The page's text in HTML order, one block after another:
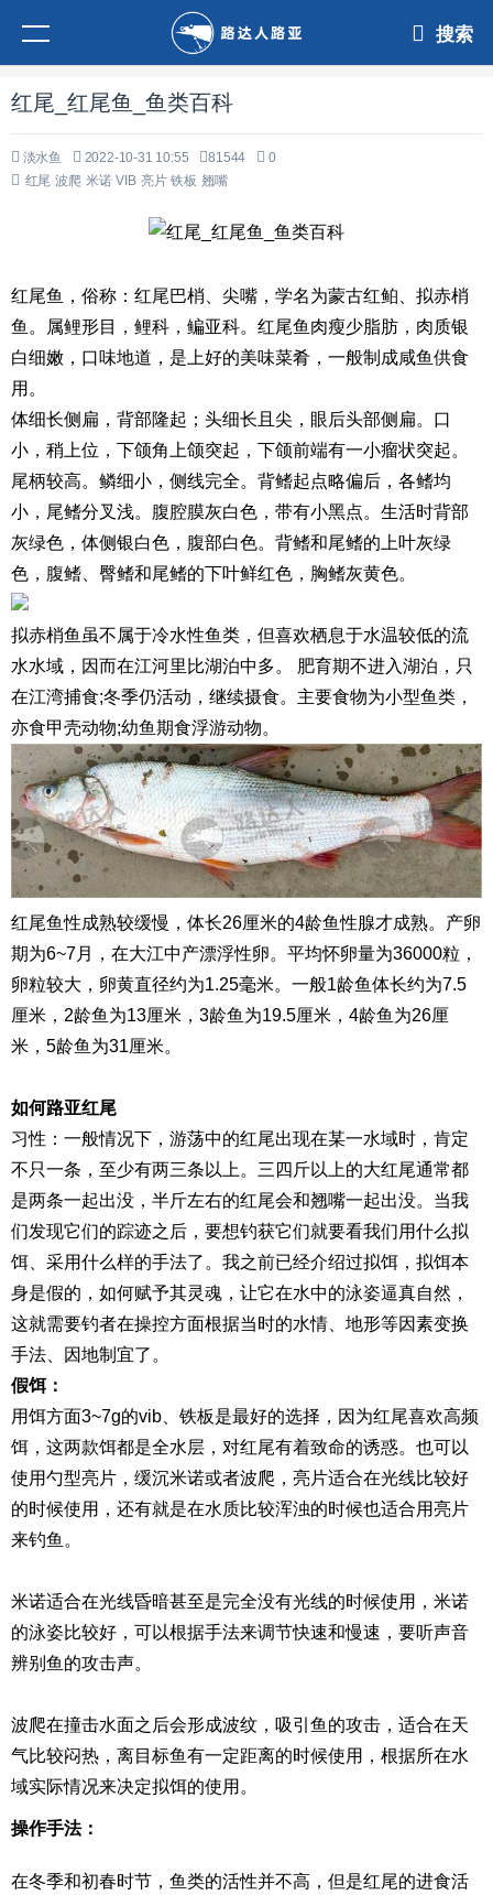
搜索
红尾_红尾鱼_鱼类百科
淡水鱼 2022-10-31 10:55 81544
0
红尾 波爬 米诺 VIB 亮片 铁板 翘嘴
红尾鱼，俗称：红尾巴梢、尖嘴，学名为蒙古红鲌、拟赤梢
鱼。属鲤形目，鲤科，鳊亚科。红尾鱼肉瘦少脂肪，肉质银
白细嫩，口味地道，是上好的美味菜肴，一般制成咸鱼供食
用。
体细长侧扁，背部隆起；头细长且尖，眼后头部侧扁。口
小，稍上位，下颌角上颌突起，下颌前端有一小瘤状突起。
尾柄较高。鳞细小，侧线完全。背鳍起点略偏后，各鳍均
小，尾鳍分叉浅。腹腔膜灰白色，带有小黑点。生活时背部
灰绿色，体侧银白色，腹部白色。背鳍和尾鳍的上叶灰绿
色，腹鳍、臀鳍和尾鳍的下叶鲜红色，胸鳍灰黄色。
拟赤梢鱼虽不属于冷水性鱼类，但喜欢栖息于水温较低的流
水水域，因而在江河里比湖泊中多。 肥育期不进入湖泊，只
在江湾捕食;冬季仍活动，继续摄食。主要食物为小型鱼类，
亦食甲壳动物;幼鱼期食浮游动物。
红尾鱼性成熟较缓慢，体长26厘米的4龄鱼性腺才成熟。产卵
期为6~7月，在大江中产漂浮性卵。平均怀卵量为36000粒，
卵粒较大，卵黄直径约为1.25毫米。一般1龄鱼体长约为7.5
厘米，2龄鱼为13厘米，3龄鱼为19.5厘米，4龄鱼为26厘
米，5龄鱼为31厘米。
如何路亚红尾
习性：一般情况下，游荡中的红尾出现在某一水域时，肯定
不只一条，至少有两三条以上。三四斤以上的大红尾通常都
是两条一起出没，半斤左右的红尾会和翘嘴一起出没。当我
们发现它们的踪迹之后，要想钓获它们就要看我们用什么拟
饵、采用什么样的手法了。我之前已经介绍过拟饵，拟饵本
身是假的，如何赋予其灵魂，让它在水中的泳姿逼真自然，
这就需要钓者在操控方面根据当时的水情、地形等因素变换
手法、因地制宜了。
假饵：
用饵方面3~7g的vib、 铁板是最好的选择，因为红尾喜欢高频
饵，这两款饵都是全水层，对红尾有着致命的诱惑。也可以
使用勺型亮片 ，缓沉米诺或者波爬 ， 亮片适合在光线比较好
的时候使用，还有就是在水质比较浑浊的时候也适合用 亮片
来钓鱼。
米诺适合在光线昏暗甚至是完全没有光线的时候使用， 米诺
的泳姿比较好，可以根据手法来调节快速和慢速，要听声音
辨别鱼的攻击声。
波爬在撞击水面之后会形成波纹，吸引鱼的攻击，适合在天
气比较闷热，离目标鱼有一定距离的时候使用，根据所在水
域实际情况来决定拟饵的使用。
操作手法：
在冬季和初春时节，鱼类的活性并不高，但是红尾的进食活